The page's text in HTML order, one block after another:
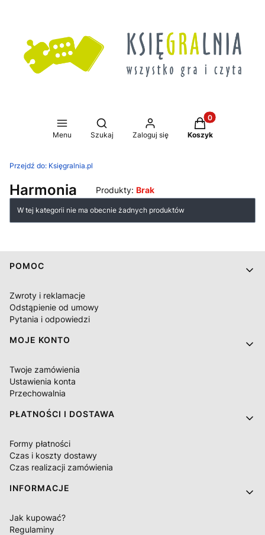
Menu
Otwórz wyszukiwarkę
Szukaj Zaloguj się
Produkty w
Koszyk
Przejdź do: Księgralnia.pl
Harmonia Produkty: Brak
Lista produktów
W tej kategorii nie ma obecnie żadnych produktów
Linki w stopce
POMOC
Zwroty i reklamacje
Odstąpienie od umowy
Pytania i odpowiedzi
MOJE KONTO
Twoje zamówienia
Ustawienia konta
Przechowalnia
PŁATNOŚCI I DOSTAWA
Formy płatności
Czas i koszty dostawy
Czas realizacji zamówienia
INFORMACJE
Jak kupować?
Regulaminy